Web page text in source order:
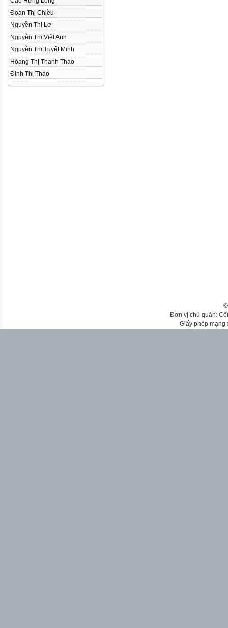
Đoàn Thị Chiều
Nguyễn Thị Lơ
Nguyễn Thị Việt Anh
Nguyễn Thị Tuyết Minh
Hòang Thị Thanh Thảo
Đinh Thị Thảo
Đơn vị chủ quản:
Giấy phép mạng